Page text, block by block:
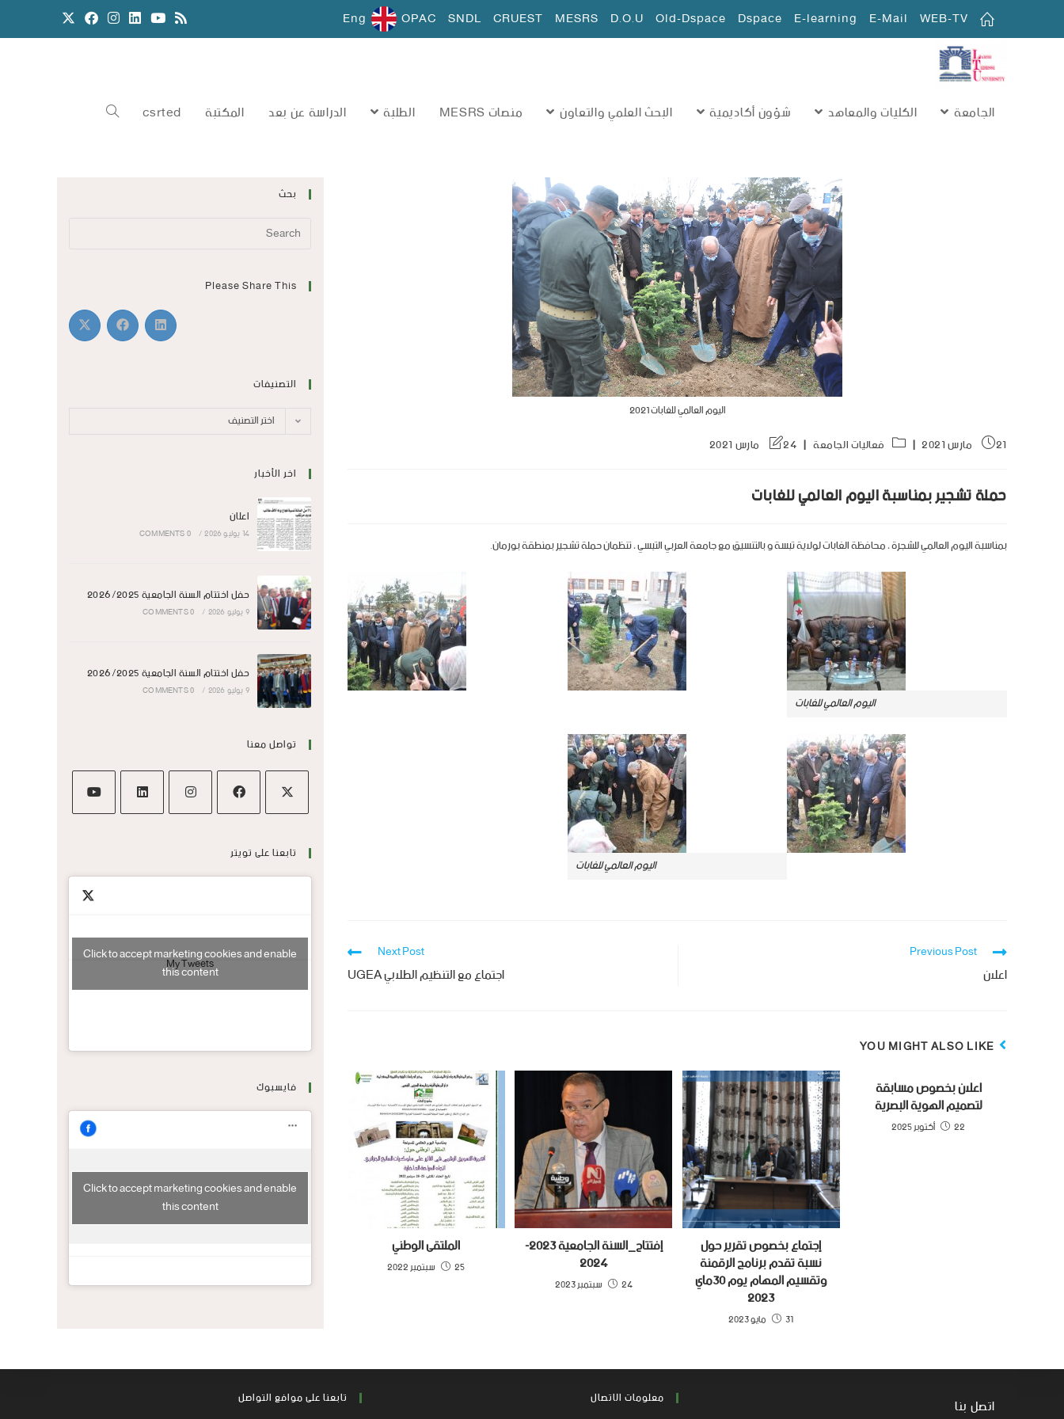
WEB-TV
E-Mail
E-learning
Dspace
Old-Dspace
D.O.U
MESRS
CRUEST
SNDL
OPAC
Eng
الجامعة الكليات والمعاهد شؤون أكاديمية البحث العلمي والتعاون منصات MESRS الطلبة الدراسة عن بعد المكتبة csrted
اليوم العالمي للغابات 2021
21 مارس 2021 فعاليات الجامعة 24 مارس 2021
حملة تشجير بمناسبة اليوم العالمي للغابات
بمناسبة اليوم العالمي للشجرة ، محافظة الغابات لولاية تبسة و بالتنسيق مع جامعة العربي التبسي ، تنظمان حملة تشجير بمنطقة بورمان.
اليوم العالمي للغابات
اليوم العالمي للغابات
Previous Post
اعلان
Next Post
اجتماع مع التنظيم الطلابي UGEA
YOU MIGHT ALSO LIKE
الملتقى الوطني
25 سبتمبر 2022
إفتتاح_السنة الجامعية 2023-
2024
24 سبتمبر 2023
إجتماع بخصوص تقرير حول
نسبة تقدم برنامج الرقمنة
وتقسيم المهام يوم 30ماي
2023
31 مايو 2023
اعلان بخصوص مسابقة
لتصميم الهوية البصرية
22 أكتوبر 2025
بحث
Please Share This
التصنيفات
اختر التصنيف
اخر الأخبار
اعلان
14 يوليو 2026 /
0 COMMENTS
حفل اختتام السنة الجامعية 2026/2025
9 يوليو 2026 /
0 COMMENTS
حفل اختتام السنة الجامعية 2026/2025
9 يوليو 2026 /
0 COMMENTS
تواصل معنا
تابعنا على تويتر
My Tweets
Click to accept marketing cookies and enable
this content
فايسبوك
Click to accept marketing cookies and enable
this content
اتصل بنا معلومات الاتصال تابعنا على موافع التواصل